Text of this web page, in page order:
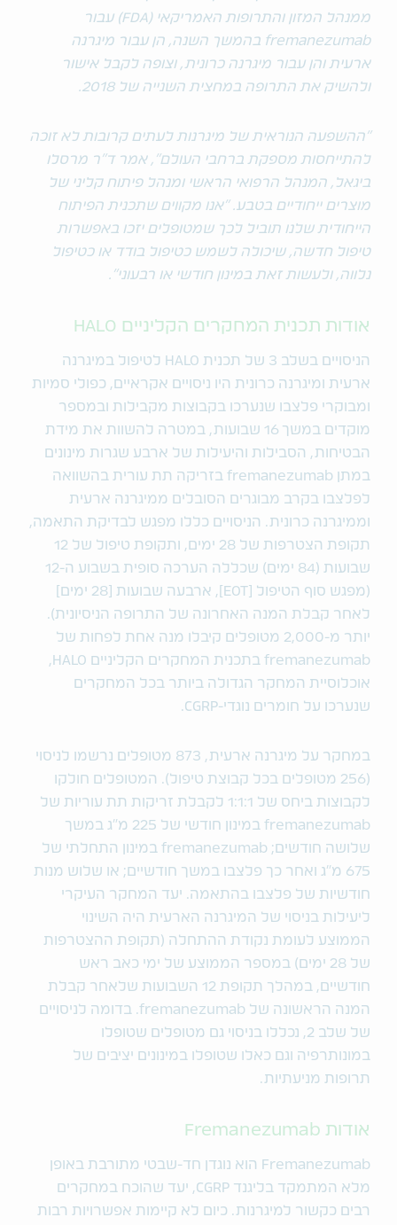
ממנהל המזון והתרופות האמריקאי (FDA) עבור
fremanezumab בהמשך השנה, הן עבור מיגרנה
ארעית והן עבור מיגרנה כרונית, וצופה לקבל אישור
ולהשיק את התרופה במחצית השנייה של 2018.
"ההשפעה הנוראית של מיגרנות לעתים קרובות לא זוכה
להתייחסות מספקת ברחבי העולם", אמר ד"ר מרסלו
ביגאל, המנהל הרפואי הראשי ומנהל פיתוח קליני של
מוצרים ייחודיים בטבע. "אנו מקווים שתכנית הפיתוח
הייחודית שלנו תוביל לכך שמטופלים יזכו באפשרות
טיפול חדשה, שיכולה לשמש כטיפול בודד או כטיפול
נלווה, ולעשות זאת במינון חודשי או רבעוני".
אודות תכנית המחקרים הקליניים HALO
הניסויים בשלב 3 של תכנית HALO לטיפול במיגרנה
ארעית ומיגרנה כרונית היו ניסויים אקראיים, כפולי סמיות
ומבוקרי פלצבו שנערכו בקבוצות מקבילות ובמספר
מוקדים במשך 16 שבועות, במטרה להשוות את מידת
הבטיחות, הסבילות והיעילות של ארבע שגרות מינונים
במתן fremanezumab בזריקה תת עורית בהשוואה
לפלצבו בקרב מבוגרים הסובלים ממיגרנה ארעית
וממיגרנה כרונית. הניסויים כללו מפגש לבדיקת התאמה,
תקופת הצטרפות של 28 ימים, ותקופת טיפול של 12
שבועות (84 ימים) שכללה הערכה סופית בשבוע ה-12
(מפגש סוף הטיפול [EOT], ארבעה שבועות [28 ימים]
לאחר קבלת המנה האחרונה של התרופה הניסיונית).
יותר מ-2,000 מטופלים קיבלו מנה אחת לפחות של
fremanezumab בתכנית המחקרים הקליניים HALO,
אוכלוסיית המחקר הגדולה ביותר בכל המחקרים
שנערכו על חומרים נוגדי-CGRP.
במחקר על מיגרנה ארעית, 873 מטופלים נרשמו לניסוי
(256 מטופלים בכל קבוצת טיפול). המטופלים חולקו
לקבוצות ביחס של 1:1:1 לקבלת זריקות תת עוריות של
fremanezumab במינון חודשי של 225 מ"ג במשך
שלושה חודשים; fremanezumab במינון התחלתי של
675 מ"ג ואחר כך פלצבו במשך חודשיים; או שלוש מנות
חודשיות של פלצבו בהתאמה. יעד המחקר העיקרי
ליעילות בניסוי של המיגרנה הארעית היה השינוי
הממוצע לעומת נקודת ההתחלה (תקופת ההצטרפות
של 28 ימים) במספר הממוצע של ימי כאב ראש
חודשיים, במהלך תקופת 12 השבועות שלאחר קבלת
המנה הראשונה של fremanezumab. בדומה לניסויים
של שלב 2, נכללו בניסוי גם מטופלים שטופלו
במונותרפיה וגם כאלו שטופלו במינונים יציבים של
תרופות מניעתיות.
אודות Fremanezumab
Fremanezumab הוא נוגדן חד-שבטי מתורבת באופן
מלא המתמקד בליגנד CGRP, יעד שהוכח במחקרים
רבים כקשור למיגרנות. כיום לא קיימות אפשרויות רבות